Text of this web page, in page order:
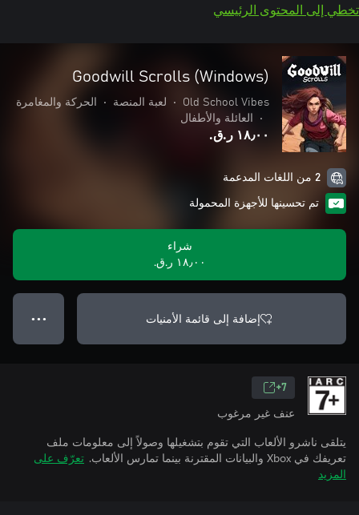
تخطي إلى المحتوى الرئيسي
Goodwill Scrolls (Windows)
Old School Vibes
• لعبة المنصة •
الحركة والمغامرة
•
العائلة والأطفال
١٨٫٠٠ ر.ق.‏
2 من اللغات المدعمة
تم تحسينها للأجهزة المحمولة
شراء
١٨٫٠٠ ر.ق.‏
إضافة إلى قائمة الأمنيات ● ● ●
7+
عنف غير مرغوب
يتلقى ناشرو الألعاب التي تقوم بتشغيلها وصولاً إلى معلومات ملف
تعريفك في Xbox والبيانات المقترنة بينما تمارس الألعاب.
تعرّف على
المزيد